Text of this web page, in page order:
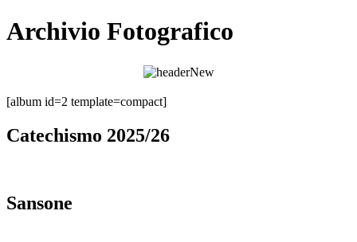
Archivio Fotografico
[album id=2 template=compact]
Catechismo 2025/26
Sansone